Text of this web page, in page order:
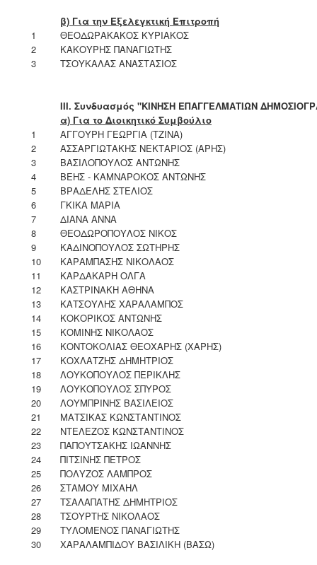
β) Για την Εξελεγκτική Επιτροπή
1
ΘΕΟΔΩΡΑΚΑΚΟΣ ΚΥΡΙΑΚΟΣ
2
ΚΑΚΟΥΡΗΣ ΠΑΝΑΓΙΩΤΗΣ
3
ΤΣΟΥΚΑΛΑΣ ΑΝΑΣΤΑΣΙΟΣ
ΙΙΙ. Συνδυασμός "ΚΙΝΗΣΗ ΕΠΑΓΓΕΛΜΑΤΙΩΝ
α) Για το Διοικητικό Συμβούλιο
1
ΑΓΓΟΥΡΗ ΓΕΩΡΓΙΑ (ΤΖΙΝΑ)
2
ΑΣΣΑΡΓΙΩΤΑΚΗΣ ΝΕΚΤΑΡΙΟΣ (ΑΡΗΣ)
3
ΒΑΣΙΛΟΠΟΥΛΟΣ ΑΝΤΩΝΗΣ
4
ΒΕΗΣ - ΚΑΜΝΑΡΟΚΟΣ ΑΝΤΩΝΗΣ
5
ΒΡΑΔΕΛΗΣ ΣΤΕΛΙΟΣ
6
ΓΚΙΚΑ ΜΑΡΙΑ
7
ΔΙΑΝΑ ΑΝΝΑ
8
ΘΕΟΔΩΡΟΠΟΥΛΟΣ ΝΙΚΟΣ
9
ΚΑΔΙΝΟΠΟΥΛΟΣ ΣΩΤΗΡΗΣ
10
ΚΑΡΑΜΠΑΣΗΣ ΝΙΚΟΛΑΟΣ
11
ΚΑΡΔΑΚΑΡΗ ΟΛΓΑ
12
ΚΑΣΤΡΙΝΑΚΗ ΑΘΗΝΑ
13
ΚΑΤΣΟΥΛΗΣ ΧΑΡΑΛΑΜΠΟΣ
14
ΚΟΚΟΡΙΚΟΣ ΑΝΤΩΝΗΣ
15
ΚΟΜΙΝΗΣ ΝΙΚΟΛΑΟΣ
16
ΚΟΝΤΟΚΟΛΙΑΣ ΘΕΟΧΑΡΗΣ (ΧΑΡΗΣ)
17
ΚΟΧΛΑΤΖΗΣ ΔΗΜΗΤΡΙΟΣ
18
ΛΟΥΚΟΠΟΥΛΟΣ ΠΕΡΙΚΛΗΣ
19
ΛΟΥΚΟΠΟΥΛΟΣ ΣΠΥΡΟΣ
20
ΛΟΥΜΠΡΙΝΗΣ ΒΑΣΙΛΕΙΟΣ
21
ΜΑΤΣΙΚΑΣ ΚΩΝΣΤΑΝΤΙΝΟΣ
22
ΝΤΕΛΕΖΟΣ ΚΩΝΣΤΑΝΤΙΝΟΣ
23
ΠΑΠΟΥΤΣΑΚΗΣ ΙΩΑΝΝΗΣ
24
ΠΙΤΣΙΝΗΣ ΠΕΤΡΟΣ
25
ΠΟΛΥΖΟΣ ΛΑΜΠΡΟΣ
26
ΣΤΑΜΟΥ ΜΙΧΑΗΛ
27
ΤΣΑΛΑΠΑΤΗΣ ΔΗΜΗΤΡΙΟΣ
28
ΤΣΟΥΡΤΗΣ ΝΙΚΟΛΑΟΣ
29
ΤΥΛΟΜΕΝΟΣ ΠΑΝΑΓΙΩΤΗΣ
30
ΧΑΡΑΛΑΜΠΙΔΟΥ ΒΑΣΙΛΙΚΗ (ΒΑΣΩ)